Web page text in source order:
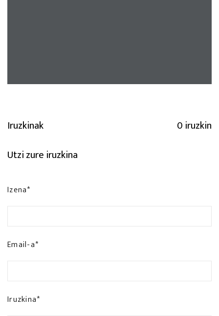
Iruzkinak
0 iruzkin
Utzi zure iruzkina
Izena*
Email-a*
Iruzkina*